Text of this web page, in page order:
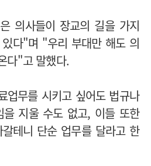
의사들이 장교의 길을 가지
다"며 "우리 부대만 해도 의
다"고 말했다.
업무를 시키고 싶어도 법규나
지울 수도 없고, 이들 또한
테니 단순 업무를 달라고 한